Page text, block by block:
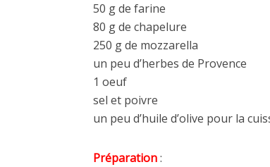
50 g de farine
80 g de chapelure
250 g de mozzarella
un peu d’herbes de Provence
1 oeuf
sel et poivre
un peu d’huile d’olive pour la
Préparation: